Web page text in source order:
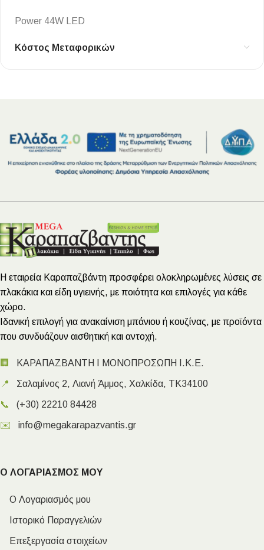
Power 44W LED
Κόστος Μεταφορικών
Η εταιρεία Καραπαζβάντη προσφέρει ολοκληρωμένες λύσεις σε
πλακάκια και είδη υγιεινής, με ποιότητα και επιλογές για κάθε
χώρο.
Ιδανική επιλογή για ανακαίνιση μπάνιου ή κουζίνας, με προϊόντα
που συνδυάζουν αισθητική και αντοχή.
🏢 ΚΑΡΑΠΑΖΒΑΝΤΗ Ι ΜΟΝΟΠΡΟΣΩΠΗ Ι.Κ.Ε.
📍 Σαλαμίνος 2, Λιανή Άμμος, Χαλκίδα, ΤΚ34100
📞 (+30) 22210 84428
✉️ info@megakarapazvantis.gr
Ο ΛΟΓΑΡΙΑΣΜΟΣ ΜΟΥ
Ο Λογαριασμός μου
Ιστορικό Παραγγελιών
Επεξεργασία στοιχείων